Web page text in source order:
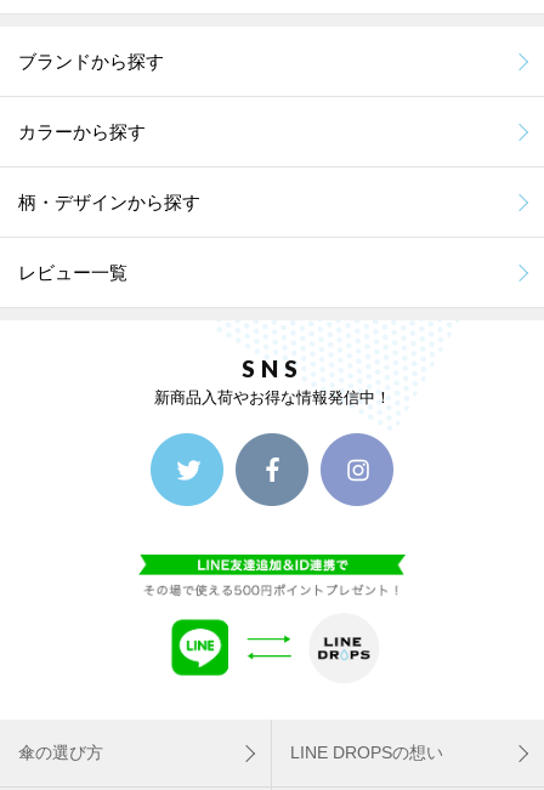
ブランドから探す
カラーから探す
柄・デザインから探す
レビュー一覧
SNS
新商品入荷やお得な情報発信中！
傘の選び方 LINE DROPSの想い